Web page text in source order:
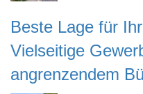
Beste Lage für
Vielseitige
angrenzendem